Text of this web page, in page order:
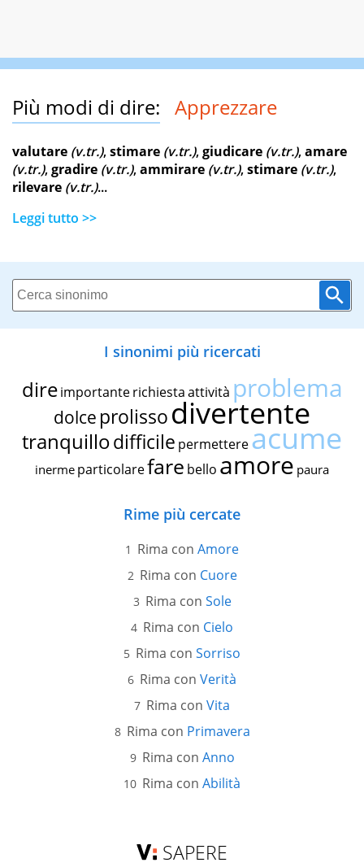
Più modi di dire: Apprezzare
valutare (v.tr.),stimare (v.tr.),giudicare (v.tr.),amare
(v.tr.),gradire (v.tr.),ammirare (v.tr.),stimare (v.tr.),
rilevare (v.tr.)...
Leggi tutto >>
I sinonimi più ricercati
dire importante richiestaattività problema
dolce prolissodivertente
tranquillodifficile permettereacume
inerme particolarefare bello amore paura
Rime più cercate
Rima con Amore
Rima con Cuore
Rima con Sole
Rima con Cielo
Rima con Sorriso
Rima con Verità
Rima con Vita
Rima con Primavera
Rima con Anno
Rima con Abilità
SAPERE